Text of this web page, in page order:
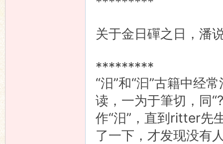
关于金日磾之日，潘
*********
“汨”和“汩”古籍中经
读，一为于筆切，同
作“汨”，直到ritter先
了一下，才发现没有